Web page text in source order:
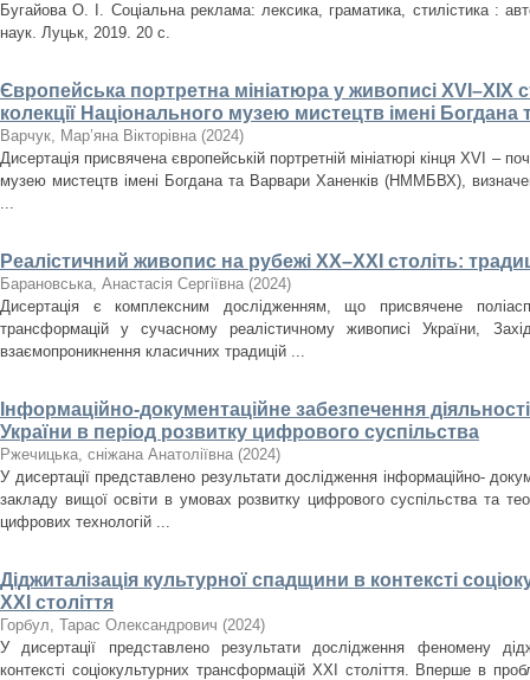
Бугайова О. І. Соціальна реклама: лексика, граматика, стилістика :
наук. Луцьк, 2019. 20 с.
Європейська портретна мініатюра у живописі XVI–XIX
колекції Національного музею мистецтв імені Богдана
Варчук, Мар’яна Вікторівна (2024)
Дисертація присвячена європейській портретній мініатюрі кінця XVI –
музею мистецтв імені Богдана та Варвари Ханенків (НММБВХ),
...
Реалістичний живопис на рубежі ХХ–ХХІ століть:
Барановська, Анастасія Сергіївна (2024)
Дисертація є комплексним дослідженням, що присвячене
трансформацій у сучасному реалістичному живописі України,
взаємопроникнення класичних традицій ...
Інформаційно-документаційне забезпечення
України в період розвитку цифрового суспільства
Ржечицька, сніжана Анатоліївна (2024)
У дисертації представлено результати дослідження інформаційно-
закладу вищої освіти в умовах розвитку цифрового суспільства та
цифрових технологій ...
Діджиталізація культурної спадщини в контексті
ХХІ століття
Горбул, Тарас Олександрович (2024)
У дисертації представлено результати дослідження феномену
контексті соціокультурних трансформацій ХХІ століття. Вперше в